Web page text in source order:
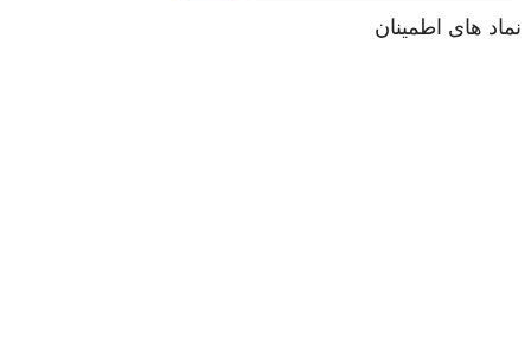
نماد های اطمینان